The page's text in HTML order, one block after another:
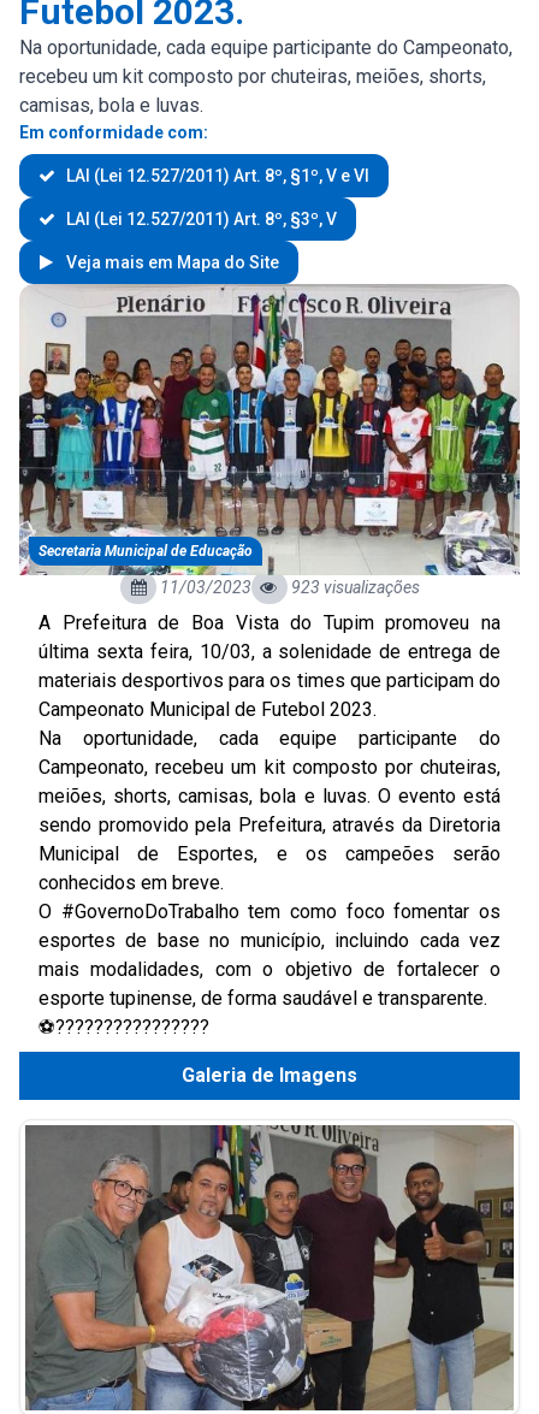
Futebol 2023.
Na oportunidade, cada equipe participante do Campeonato,
recebeu um kit composto por chuteiras, meiões, shorts,
camisas, bola e luvas.
Em conformidade com:
LAI (Lei 12.527/2011) Art. 8º, §1º, V e VI
LAI (Lei 12.527/2011) Art. 8º, §3º, V
Veja mais em Mapa do Site
Secretaria Municipal de Educação
11/03/2023 923 visualizações
A Prefeitura de Boa Vista do Tupim promoveu na
última sexta feira, 10/03, a solenidade de entrega de
materiais desportivos para os times que participam do
Campeonato Municipal de Futebol 2023.
Na oportunidade, cada equipe participante do
Campeonato, recebeu um kit composto por chuteiras,
meiões, shorts, camisas, bola e luvas. O evento está
sendo promovido pela Prefeitura, através da Diretoria
Municipal de Esportes, e os campeões serão
conhecidos em breve.
O #GovernoDoTrabalho tem como foco fomentar os
esportes de base no município, incluindo cada vez
mais modalidades, com o objetivo de fortalecer o
esporte tupinense, de forma saudável e transparente.
⚽️????????????????
Galeria de Imagens